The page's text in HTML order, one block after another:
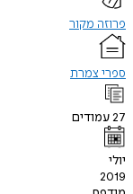
פרוזה מקור
ספרי צמרת
27עמודים
יולי
2019